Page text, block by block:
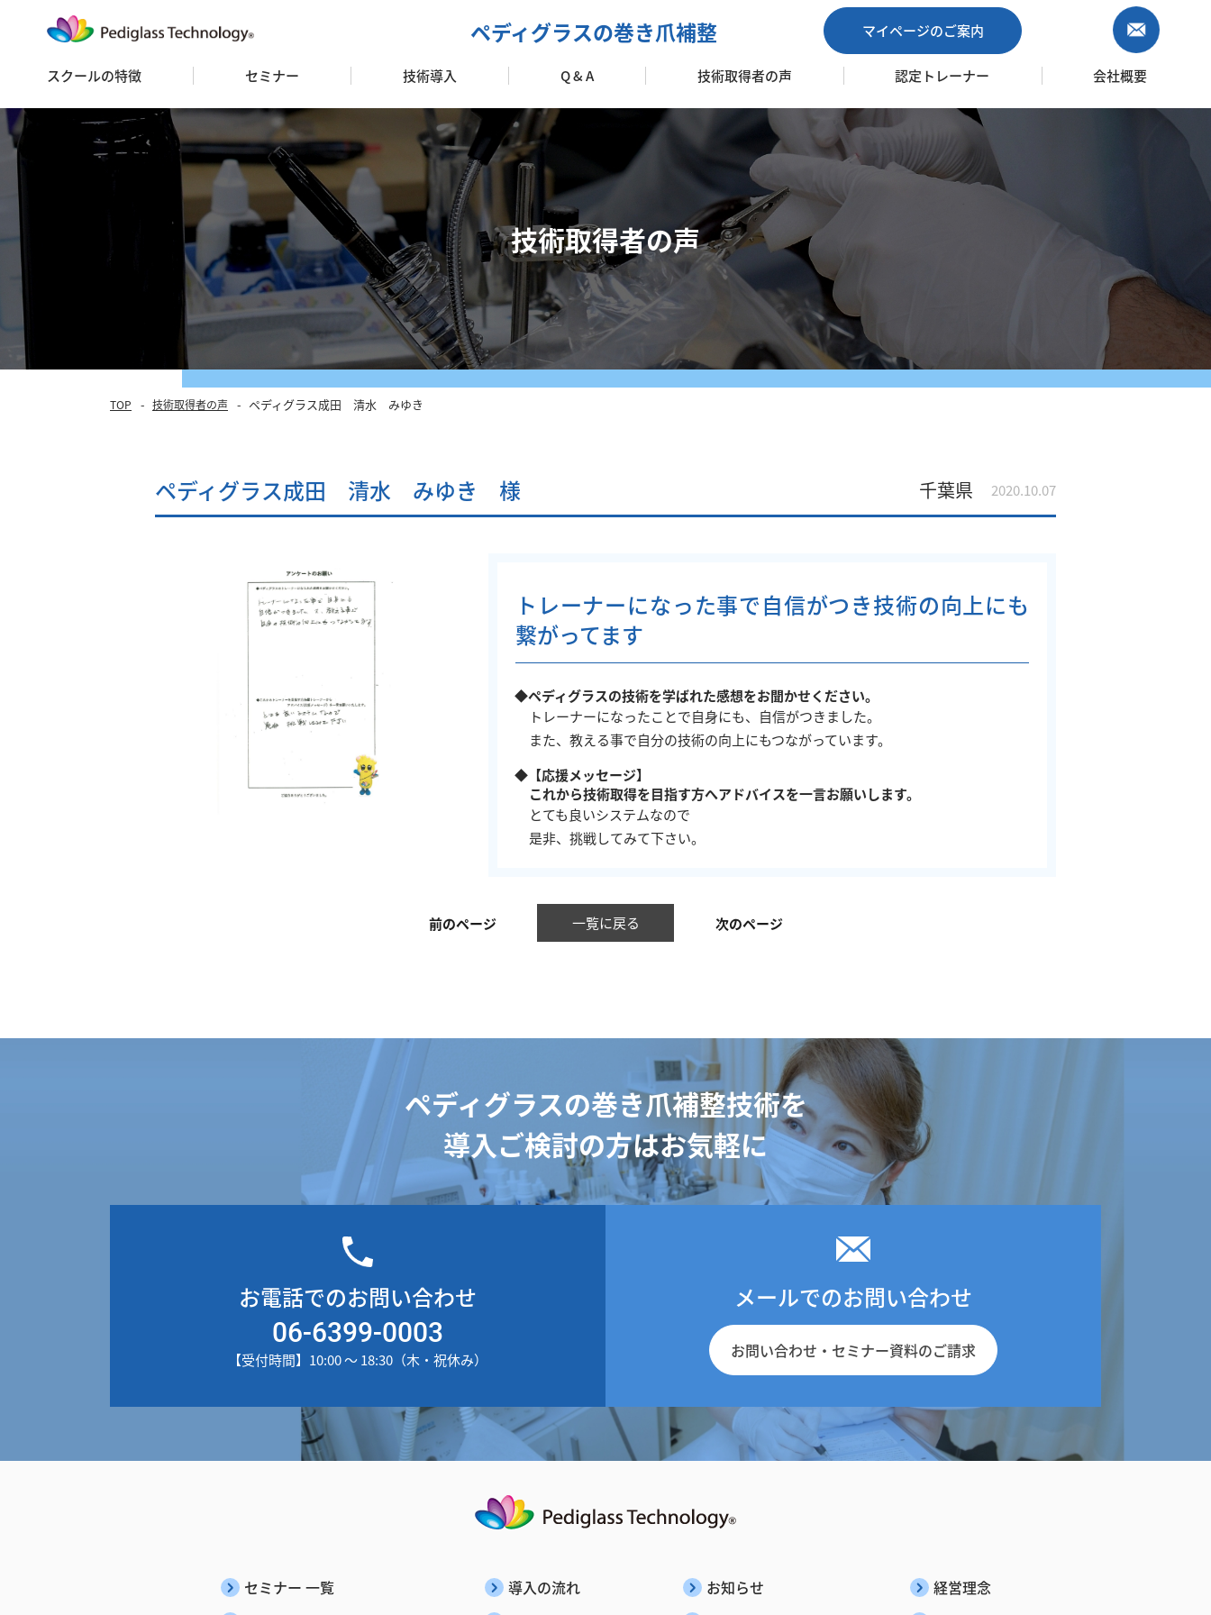
ペディグラスの巻き爪補整
スクールの特徴 セミナー
セミナー 一覧
お申込み
セミナースケジュール
技術導入
導入の流れ
スターターキット
フォローアップ
FC加盟のメリット
Q & A 技術取得者の声 認定トレーナー 会社概要
マイページのご案内
技術取得者の声
TOP 技術取得者の声 ペディグラス成田 清水 みゆき
ペディグラス成田 清水 みゆき 様 千葉県 2020.10.07
トレーナーになった事で自信がつき技術の向上にも
繋がってます
◆ペディグラスの技術を学ばれた感想をお聞かせください。
トレーナーになったことで自身にも、自信がつきました。
また、教える事で自分の技術の向上にもつながっています。
◆【応援メッセージ】
これから技術取得を目指す方へアドバイスを一言お願いします。
とても良いシステムなので
是非、挑戦してみて下さい。
前のページ 一覧に戻る 次のページ
ペディグラスの巻き爪補整技術を
導入ご検討の方はお気軽に
お電話でのお問い合わせ
06-6399-0003
【受付時間】10:00 ～ 18:30（木・祝休み）
メールでのお問い合わせ
お問い合わせ・ セミナー資料のご請求
セミナー 一覧
導入の流れ
お知らせ
経営理念